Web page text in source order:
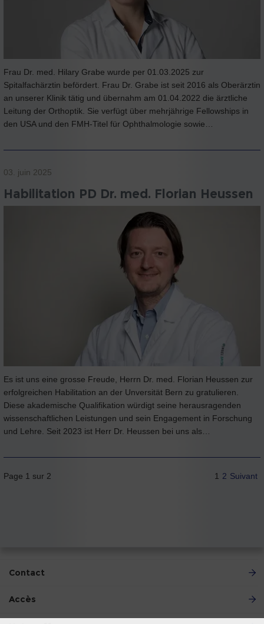
Frau Dr. med. Hilary Grabe wurde per 01.03.2025 zur
Spitalfachärztin befördert. Frau Dr. Grabe ist seit 2016 als Oberärztin
an unserer Klinik tätig und übernahm am 01.04.2022 die ärztliche
Leitung der Orthoptik. Sie verfügt über mehrjährige Fellowships in
den USA und den FMH-Titel für Ophthalmologie sowie…
03. juin 2025
Habilitation PD Dr. med. Florian Heussen
Es ist uns eine grosse Freude, Herrn Dr. med. Florian Heussen zur
erfolgreichen Habilitation an der Unversität Bern zu gratulieren.
Diese akademische Qualifikation würdigt seine herausragenden
wissenschaftlichen Leistungen und sein Engagement in Forschung
und Lehre. Seit 2023 ist Herr Dr. Heussen bei uns als…
Page 1 sur 2 1 2 Suivant
Contact
Accès